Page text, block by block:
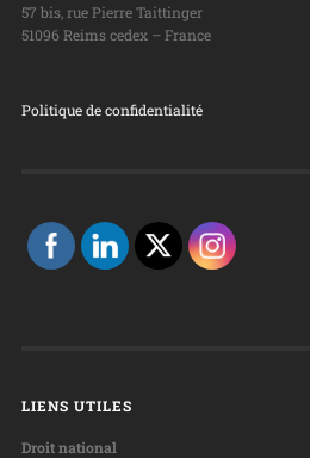
57 bis, rue Pierre Taittinger
51096 Reims cedex – France
Politique de confidentialité
LIENS UTILES
Droit national